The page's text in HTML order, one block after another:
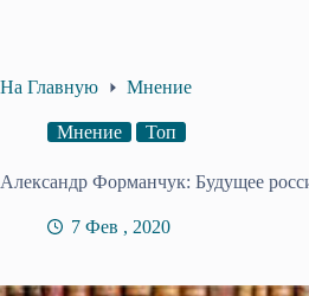
На Главную Мнение
Мнение Топ
Александр Форманчук: Будущее
7 Фев , 2020